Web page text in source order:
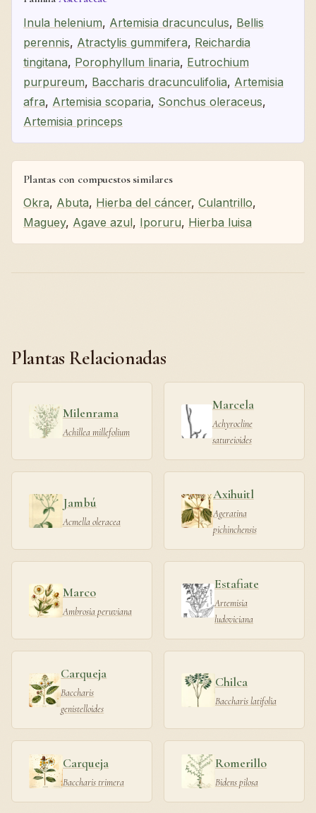
Inula helenium, Artemisia dracunculus, Bellis
perennis, Atractylis gummifera, Reichardia
tingitana, Porophyllum linaria, Eutrochium
purpureum, Baccharis dracunculifolia, Artemisia
afra, Artemisia scoparia, Sonchus oleraceus,
Artemisia princeps
Plantas con compuestos similares
Okra, Abuta, Hierba del cáncer, Culantrillo,
Maguey, Agave azul, Iporuru, Hierba luisa
Plantas Relacionadas
Milenrama
Achillea millefolium
Marcela
Achyrocline
satureioides
Jambú
Acmella oleracea
Axihuitl
Ageratina
pichinchensis
Marco
Ambrosia peruviana
Estafiate
Artemisia
ludoviciana
Carqueja
Baccharis
genistelloides
Chilca
Baccharis latifolia
Carqueja
Baccharis trimera
Romerillo
Bidens pilosa